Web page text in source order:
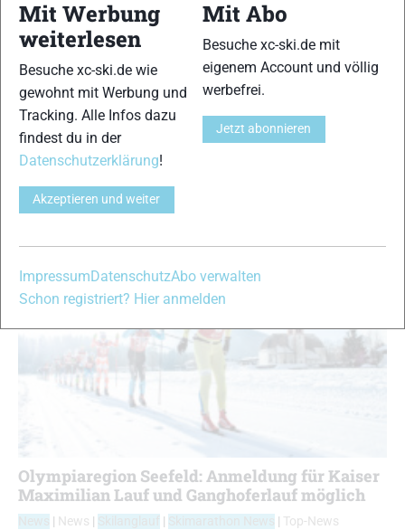
News| Region Seefeld|Skilanglauf|Skimarathon News
News
7. Januar 2019
Der Kaiser Maximilian Lauf geht nach einer sonnigen, sehr
schneereichen und gelungenen 3. Auflage am 12./13. Januar
2019 schon in die vierte Runde. Leutasch und Seefeld werden
dabei Austragungsort des erstklassigen VISMA Ski Classics
Rennen – den Langstrecken-Skimeisterschaften – sein …
Olympiaregion Seefeld: Anmeldung für Kaiser
Maximilian Lauf und Ganghoferlauf möglich
| News | | | Top-News
Mit Werbung
weiterlesen
Besuche xc-ski.de wie
gewohnt mit Werbung und
Tracking. Alle Infos dazu
findest du in der
Datenschutzerklärung!
Akzeptieren und weiter
Mit Abo
Besuche xc-ski.de mit
eigenem Account und völlig
werbefrei.
Jetzt abonnieren
Impressum DatenschutzAbo verwalten
Schon registriert? Hier anmelden